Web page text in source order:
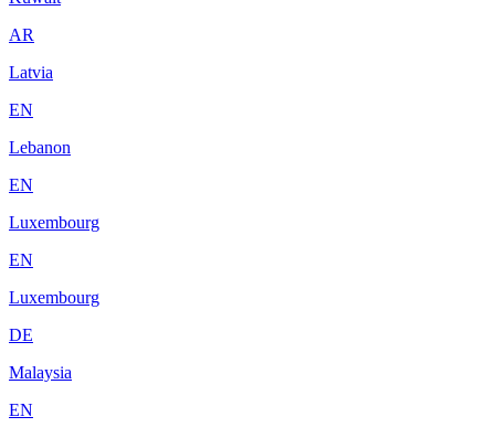
AR
Latvia
EN
Lebanon
EN
Luxembourg
EN
Luxembourg
DE
Malaysia
EN